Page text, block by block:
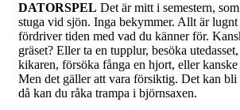
DATORSPEL Det är mitt i semestern,
stuga vid sjön. Inga bekymmer. Allt är
fördriver tiden med vad du känner för.
gräset? Eller ta en tupplur, besöka
kikaren, försöka fånga en hjort, eller kanske
Men det gäller att vara försiktig. Det kan
då kan du råka trampa i björnsaxen.